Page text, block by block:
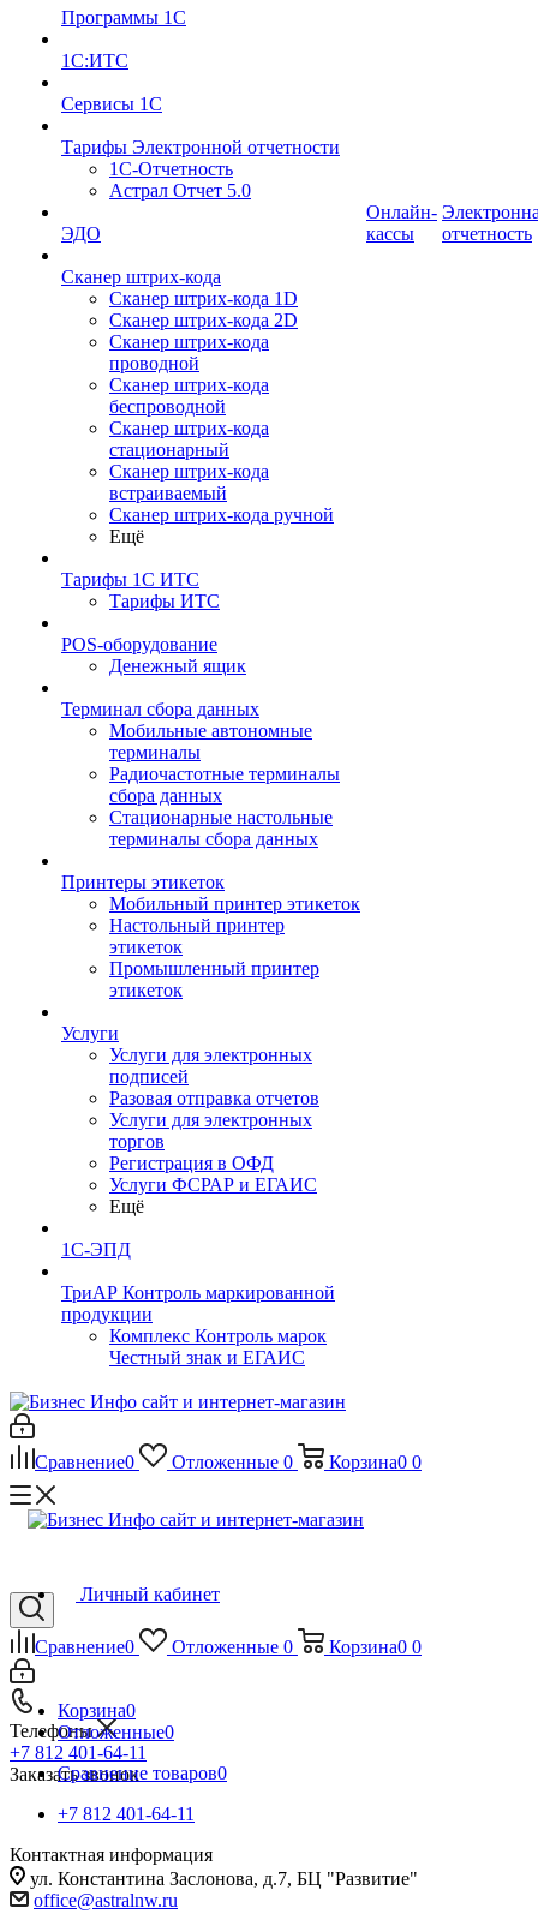
Программы 1С
1С:ИТС
Сервисы 1С
Тарифы Электронной отчетности
1С-Отчетность
Астрал Отчет 5.0
ЭДО
Сканер штрих-кода
Сканер штрих-кода 1D
Сканер штрих-кода 2D
Сканер штрих-кода
проводной
Сканер штрих-кода
беспроводной
Сканер штрих-кода
стационарный
Сканер штрих-кода
встраиваемый
Сканер штрих-кода ручной
Ещё
Тарифы 1С ИТС
Тарифы ИТС
POS-оборудование
Денежный ящик
Терминал сбора данных
Мобильные автономные
терминалы
Радиочастотные терминалы
сбора данных
Стационарные настольные
терминалы сбора данных
Принтеры этикеток
Мобильный принтер этикеток
Настольный принтер
этикеток
Промышленный принтер
этикеток
Услуги
Услуги для электронных
подписей
Разовая отправка отчетов
Услуги для электронных
торгов
Регистрация в ОФД
Услуги ФСРАР и ЕГАИС
Ещё
1С-ЭПД
ТриАР Контроль маркированной
продукции
Комплекс Контроль марок
Честный знак и ЕГАИС
Онлайн-
кассы
отчетность
Сравнение0 Отложенные 0 Корзина0 0
Сравнение0 Отложенные 0 Корзина0 0
Телефоны
+7 812 401-64-11
Заказать звонок
Личный кабинет
Корзина0
Отложенные0
Сравнение товаров0
+7 812 401-64-11
Контактная информация
ул. Константина Заслонова, д.7, БЦ "Развитие"
office@astralnw.ru